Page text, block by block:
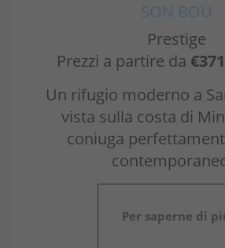
SON BOU
Prestige
Prezzi a partire da €371
Un rifugio moderno a
vista sulla costa di
coniuga
Per saperne di